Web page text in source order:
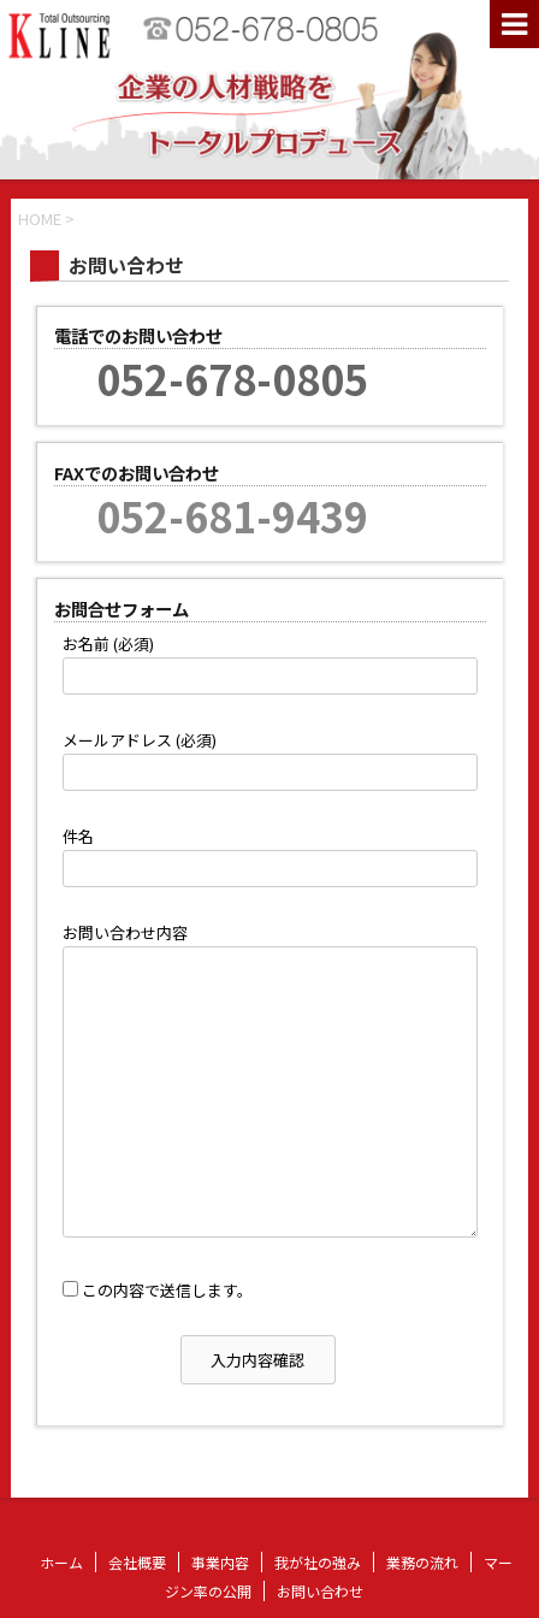
HOME >
お問い合わせ
電話でのお問い合わせ
052-678-0805
FAXでのお問い合わせ
052-681-9439
お問合せフォーム
お名前 (必須)
メールアドレス (必須)
件名
お問い合わせ内容
この内容で送信します。
ホーム 会社概要 事業内容 我が社の強み 業務の流れ
マー
ジン率の公開
お問い合わせ